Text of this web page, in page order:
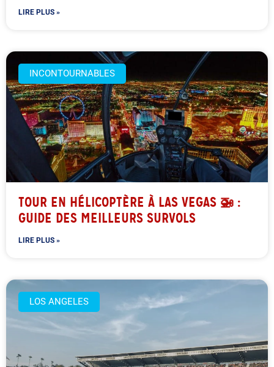
LIRE PLUS »
INCONTOURNABLES
TOUR EN HÉLICOPTÈRE À LAS VEGAS 🚁 :
GUIDE DES MEILLEURS SURVOLS
LIRE PLUS »
LOS ANGELES